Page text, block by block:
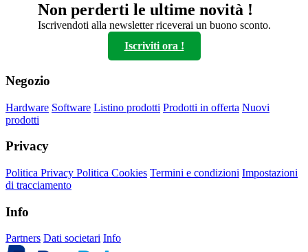
Non perderti le ultime novità !
Iscrivendoti alla newsletter riceverai un buono sconto.
Iscriviti ora !
Negozio
Hardware Software Listino prodotti Prodotti in offerta Nuovi
prodotti
Privacy
Politica Privacy Politica Cookies Termini e condizioni Impostazioni
di tracciamento
Info
Partners Dati societari Info